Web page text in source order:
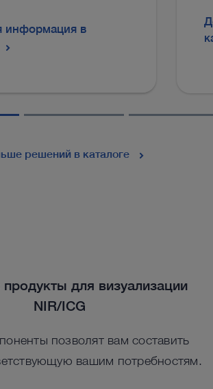
информация в
решений в каталоге
для визуализации
NIR/ICG
позволят вам составить
вашим потребностям.